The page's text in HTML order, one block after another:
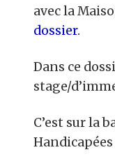
avec la
dossier.
Dans ce
stage/
C’est sur la